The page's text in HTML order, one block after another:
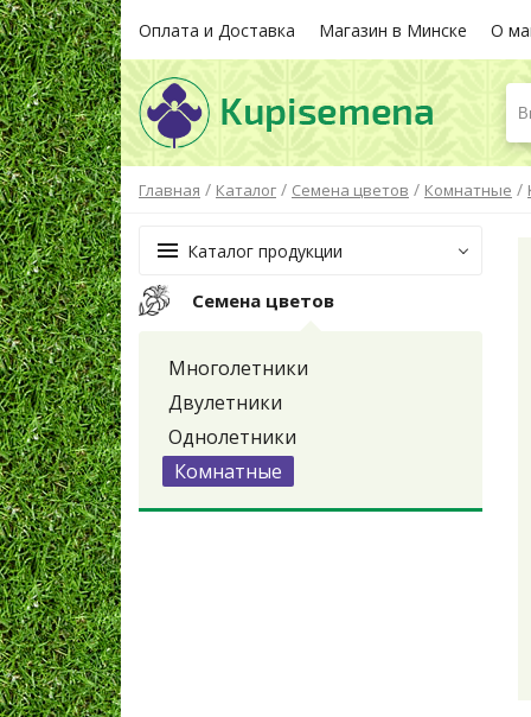
Оплата и Доставка Магазин в Минске О
Главная / Каталог / Семена цветов / Комнатные /
Каталог продукции
Семена цветов
Многолетники
Двулетники
Однолетники
Комнатные